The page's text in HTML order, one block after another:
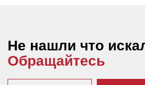
Не нашли что
Обращайтесь